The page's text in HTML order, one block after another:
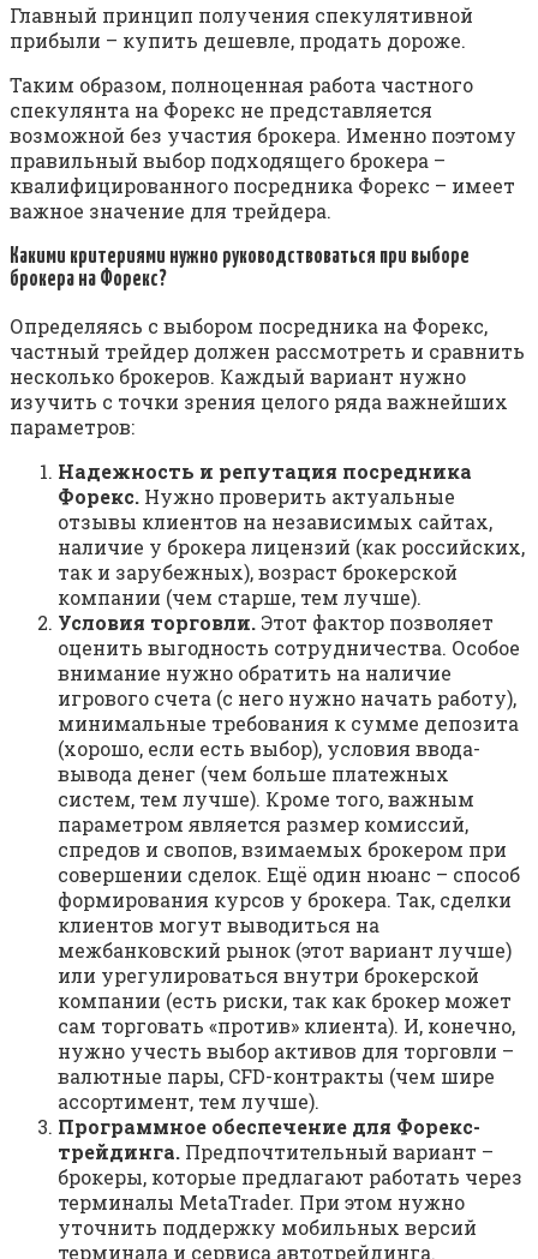
Главный принцип получения спекулятивной
прибыли – купить дешевле, продать дороже.
Таким образом, полноценная работа частного
спекулянта на Форекс не представляется
возможной без участия брокера. Именно поэтому
правильный выбор подходящего брокера –
квалифицированного посредника Форекс – имеет
важное значение для трейдера.
Какими критериями нужно руководствоваться при выборе
брокера на Форекс?
Определяясь с выбором посредника на Форекс,
частный трейдер должен рассмотреть и сравнить
несколько брокеров. Каждый вариант нужно
изучить с точки зрения целого ряда важнейших
параметров:
Надежность и репутация посредника
Форекс. Нужно проверить актуальные
отзывы клиентов на независимых сайтах,
наличие у брокера лицензий (как российских,
так и зарубежных), возраст брокерской
компании (чем старше, тем лучше).
Условия торговли. Этот фактор позволяет
оценить выгодность сотрудничества. Особое
внимание нужно обратить на наличие
игрового счета (с него нужно начать работу),
минимальные требования к сумме депозита
(хорошо, если есть выбор), условия ввода-
вывода денег (чем больше платежных
систем, тем лучше). Кроме того, важным
параметром является размер комиссий,
спредов и свопов, взимаемых брокером при
совершении сделок. Ещё один нюанс – способ
формирования курсов у брокера. Так, сделки
клиентов могут выводиться на
межбанковский рынок (этот вариант лучше)
или урегулироваться внутри брокерской
компании (есть риски, так как брокер может
сам торговать «против» клиента). И, конечно,
нужно учесть выбор активов для торговли –
валютные пары, CFD-контракты (чем шире
ассортимент, тем лучше).
Программное обеспечение для Форекс-
трейдинга. Предпочтительный вариант –
брокеры, которые предлагают работать через
терминалы MetaTrader. При этом нужно
уточнить поддержку мобильных версий
терминала и сервиса автотрейдинга.